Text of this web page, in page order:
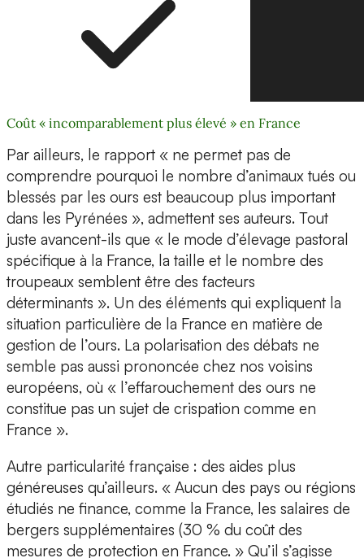
Coût « incomparablement plus élevé » en France
Par ailleurs, le rapport « ne permet pas de
comprendre pourquoi le nombre d’animaux tués ou
blessés par les ours est beaucoup plus important
dans les Pyrénées », admettent ses auteurs. Tout
juste avancent-ils que « le mode d’élevage pastoral
spécifique à la France, la taille et le nombre des
troupeaux semblent être des facteurs
déterminants ». Un des éléments qui expliquent la
situation particulière de la France en matière de
gestion de l’ours. La polarisation des débats ne
semble pas aussi prononcée chez nos voisins
européens, où « l’effarouchement des ours ne
constitue pas un sujet de crispation comme en
France ».
Autre particularité française : des aides plus
généreuses qu’ailleurs. « Aucun des pays ou régions
étudiés ne finance, comme la France, les salaires de
bergers supplémentaires (30 % du coût des
mesures de protection en France. » Qu’il s’agisse